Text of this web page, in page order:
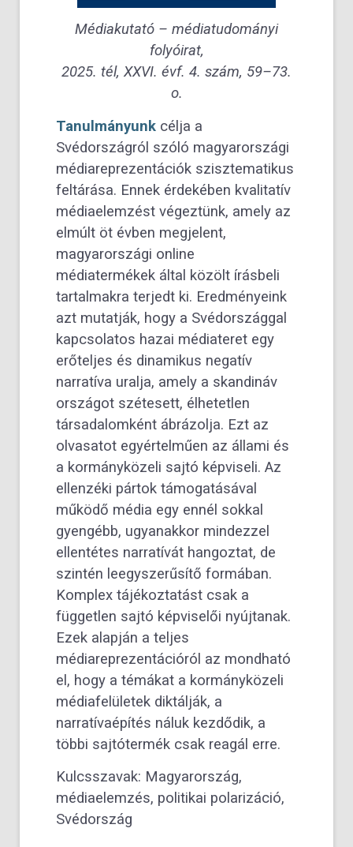
Médiakutató – médiatudományi
folyóirat,
2025. tél, XXVI. évf. 4. szám, 59–73.
o.
Tanulmányunk célja a
Svédországról szóló magyarországi
médiareprezentációk szisztematikus
feltárása. Ennek érdekében kvalitatív
médiaelemzést végeztünk, amely az
elmúlt öt évben megjelent,
magyarországi online
médiatermékek által közölt írásbeli
tartalmakra terjedt ki. Eredményeink
azt mutatják, hogy a Svédországgal
kapcsolatos hazai médiateret egy
erőteljes és dinamikus negatív
narratíva uralja, amely a skandináv
országot szétesett, élhetetlen
társadalomként ábrázolja. Ezt az
olvasatot egyértelműen az állami és
a kormányközeli sajtó képviseli. Az
ellenzéki pártok támogatásával
működő média egy ennél sokkal
gyengébb, ugyanakkor mindezzel
ellentétes narratívát hangoztat, de
szintén leegyszerűsítő formában.
Komplex tájékoztatást csak a
független sajtó képviselői nyújtanak.
Ezek alapján a teljes
médiareprezentációról az mondható
el, hogy a témákat a kormányközeli
médiafelületek diktálják, a
narratívaépítés náluk kezdődik, a
többi sajtótermék csak reagál erre.
Kulcsszavak: Magyarország,
médiaelemzés, politikai polarizáció,
Svédország